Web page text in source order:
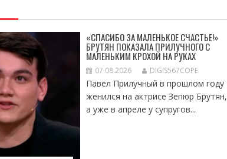
«СПАСИБО ЗА МАЛЕНЬКОЕ СЧАСТЬЕ!»
БРУТЯН ПОКАЗАЛА ПРИЛУЧНОГО С
МАЛЕНЬКИМ КРОХОЙ НА РУКАХ
07.08.2026 DIGIS567COPE
Павел Прилучный в прошлом году
женился на актрисе Зепюр Брутян,
а уже в апреле у супругов...